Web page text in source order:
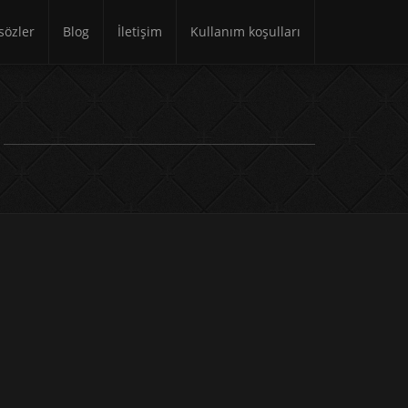
Blog İletişim Kullanım koşulları